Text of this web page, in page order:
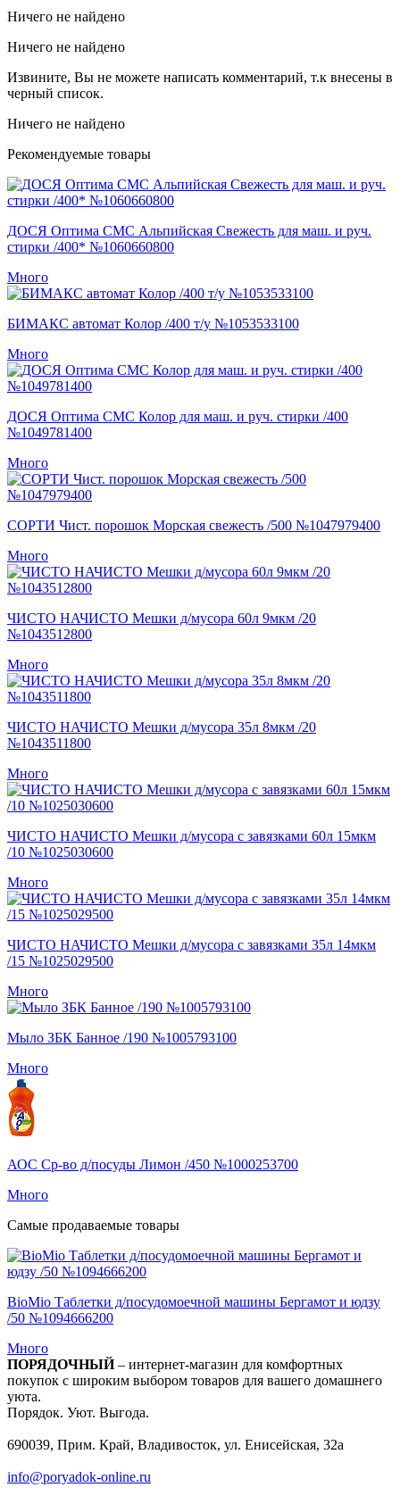
Ничего не найдено
Ничего не найдено
Извините, Вы не можете написать комментарий, т.к внесены в
черный список.
Ничего не найдено
Рекомендуемые товары
ДОСЯ Оптима СМС Альпийская Свежесть для маш. и руч.
стирки /400* №1060660800
Много
БИМАКС автомат Колор /400 т/у №1053533100
Много
ДОСЯ Оптима СМС Колор для маш. и руч. стирки /400
№1049781400
Много
СОРТИ Чист. порошок Морская свежесть /500 №1047979400
Много
ЧИСТО НАЧИСТО Мешки д/мусора 60л 9мкм /20
№1043512800
Много
ЧИСТО НАЧИСТО Мешки д/мусора 35л 8мкм /20
№1043511800
Много
ЧИСТО НАЧИСТО Мешки д/мусора с завязками 60л 15мкм
/10 №1025030600
Много
ЧИСТО НАЧИСТО Мешки д/мусора с завязками 35л 14мкм
/15 №1025029500
Много
Мыло ЗБК Банное /190 №1005793100
Много
АОС Ср-во д/посуды Лимон /450 №1000253700
Много
Самые продаваемые товары
BioMio Таблетки д/посудомоечной машины Бергамот и юдзу
/50 №1094666200
Много
ПОРЯДОЧНЫЙ– интернет-магазин для комфортных
покупок с широким выбором товаров для вашего домашнего
уюта.
Порядок. Уют. Выгода.
690039, Прим. Край, Владивосток, ул. Енисейская, 32а
info@poryadok-online.ru